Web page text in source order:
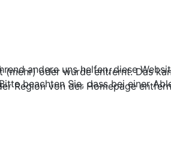
oder wurde entfernt. Das
Region von der Homepage
andere uns helfen, diese
beachten Sie, dass bei einer